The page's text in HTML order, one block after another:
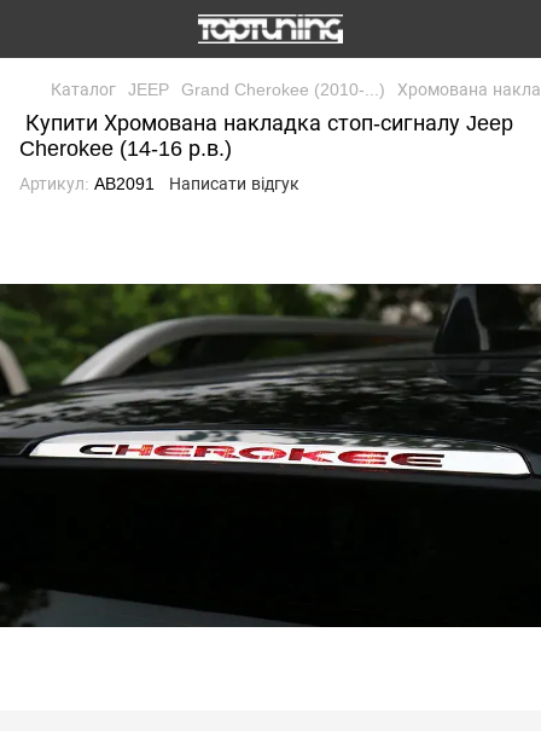
Каталог JEEP Grand Cherokee (2010-...) Хромована
Купити Хромована накладка стоп-сигналу Jeep
Cherokee (14-16 р.в.)
Артикул: AB2091 Написати відгук